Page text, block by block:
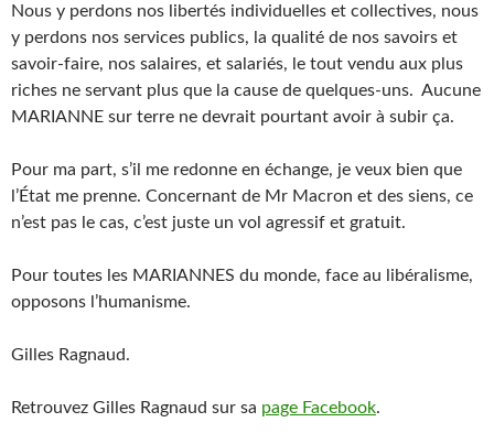
Nous y perdons nos libertés individuelles et collectives, nous
y perdons nos services publics, la qualité de nos savoirs et
savoir-faire, nos salaires, et salariés, le tout vendu aux plus
riches ne servant plus que la cause de quelques-uns. Aucune
MARIANNE sur terre ne devrait pourtant avoir à subir ça.
Pour ma part, s’il me redonne en échange, je veux bien que
l’État me prenne. Concernant de Mr Macron et des siens, ce
n’est pas le cas, c’est juste un vol agressif et gratuit.
Pour toutes les MARIANNES du monde, face au libéralisme,
opposons l’humanisme.
Gilles Ragnaud.
Retrouvez Gilles Ragnaud sur sa page Facebook.